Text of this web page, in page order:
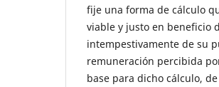
fije una forma de cálculo
viable y justo en beneficio
intempestivamente de su
remuneración percibida
base para dicho cálculo,